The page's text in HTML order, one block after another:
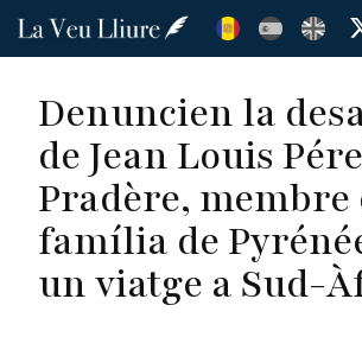
Vés
Denuncien la
de Jean Louis
Pradère, membre
família de
un viatge a Sud-